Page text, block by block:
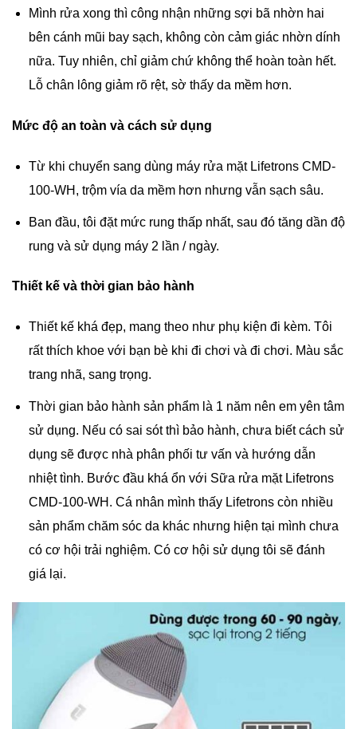
Mình rửa xong thì công nhận những sợi bã nhờn hai
bên cánh mũi bay sạch, không còn cảm giác nhờn dính
nữa. Tuy nhiên, chỉ giảm chứ không thể hoàn toàn hết.
Lỗ chân lông giảm rõ rệt, sờ thấy da mềm hơn.
Mức độ an toàn và cách sử dụng
Từ khi chuyển sang dùng máy rửa mặt Lifetrons CMD-
100-WH, trộm vía da mềm hơn nhưng vẫn sạch sâu.
Ban đầu, tôi đặt mức rung thấp nhất, sau đó tăng dần độ
rung và sử dụng máy 2 lần / ngày.
Thiết kế và thời gian bảo hành
Thiết kế khá đẹp, mang theo như phụ kiện đi kèm. Tôi
rất thích khoe với bạn bè khi đi chơi và đi chơi. Màu sắc
trang nhã, sang trọng.
Thời gian bảo hành sản phẩm là 1 năm nên em yên tâm
sử dụng. Nếu có sai sót thì bảo hành, chưa biết cách sử
dụng sẽ được nhà phân phối tư vấn và hướng dẫn
nhiệt tình. Bước đầu khá ổn với Sữa rửa mặt Lifetrons
CMD-100-WH. Cá nhân mình thấy Lifetrons còn nhiều
sản phẩm chăm sóc da khác nhưng hiện tại mình chưa
có cơ hội trải nghiệm. Có cơ hội sử dụng tôi sẽ đánh
giá lại.